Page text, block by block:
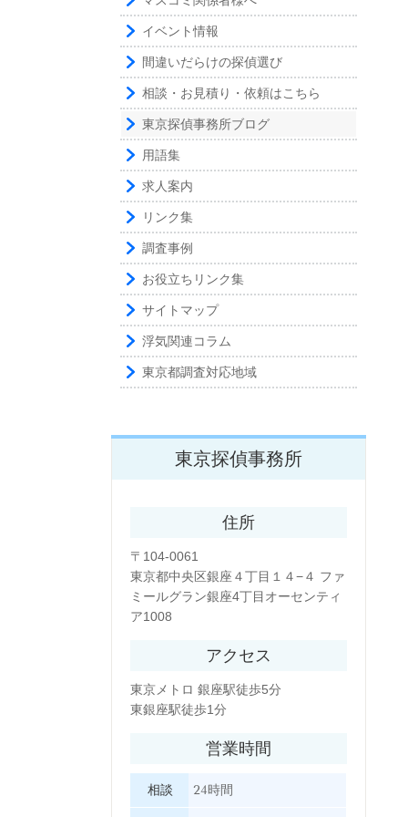
イベント情報
間違いだらけの探偵選び
相談・お見積り・依頼はこちら
東京探偵事務所ブログ
用語集
求人案内
リンク集
調査事例
お役立ちリンク集
サイトマップ
浮気関連コラム
東京都調査対応地域
東京探偵事務所
住所
〒104-0061
東京都中央区銀座４丁目１４−４ ファ
ミールグラン銀座4丁目オーセンティ
ア1008
アクセス
東京メトロ 銀座駅徒歩5分
東銀座駅徒歩1分
営業時間
相談 24時間